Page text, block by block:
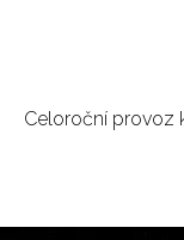
Celoroční provoz